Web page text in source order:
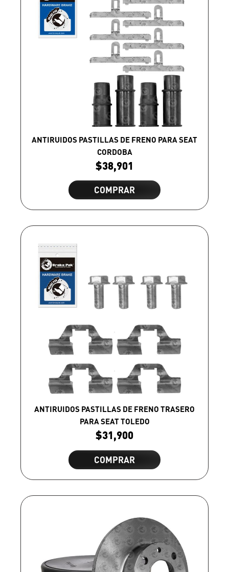
ANTIRUIDOS PASTILLAS DE FRENO PARA SEAT
CORDOBA
$38,901
COMPRAR
ANTIRUIDOS PASTILLAS DE FRENO TRASERO
PARA SEAT TOLEDO
$31,900
COMPRAR